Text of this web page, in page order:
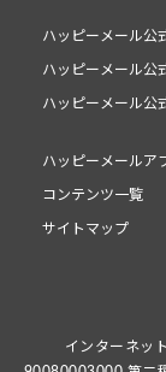
ハッピーメール公
ハッピーメール公
ハッピーメール公
ハッピーメールア
コンテンツ一覧
サイトマップ
インターネッ